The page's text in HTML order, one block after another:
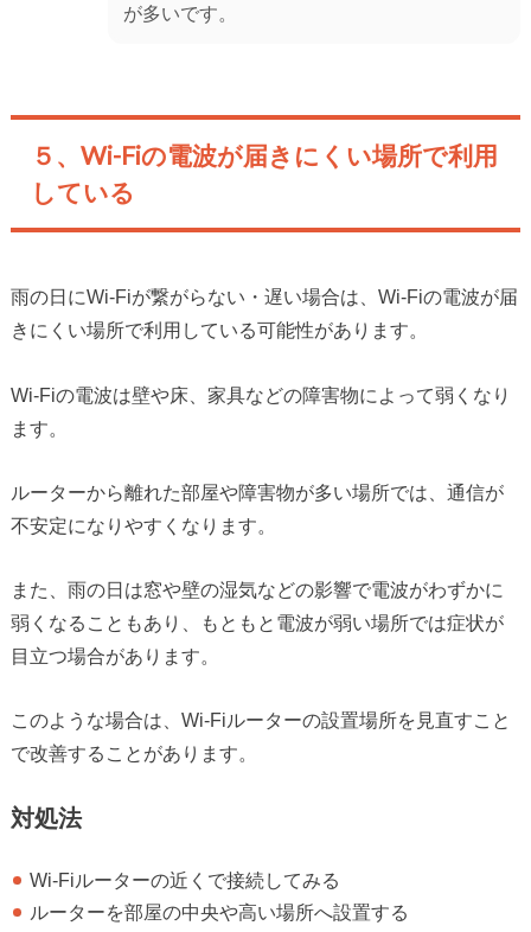
が多いです。
５、Wi-Fiの電波が届きにくい場所で利用
している
雨の日にWi-Fiが繋がらない・遅い場合は、Wi-Fiの電波が届
きにくい場所で利用している可能性があります。
Wi-Fiの電波は壁や床、家具などの障害物によって弱くなり
ます。
ルーターから離れた部屋や障害物が多い場所では、通信が
不安定になりやすくなります。
また、雨の日は窓や壁の湿気などの影響で電波がわずかに
弱くなることもあり、もともと電波が弱い場所では症状が
目立つ場合があります。
このような場合は、Wi-Fiルーターの設置場所を見直すこと
で改善することがあります。
対処法
Wi-Fiルーターの近くで接続してみる
ルーターを部屋の中央や高い場所へ設置する